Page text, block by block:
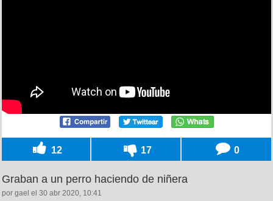
12 17 0
Graban a un perro haciendo de niñera
por gael el 30 abr 2020, 10:41